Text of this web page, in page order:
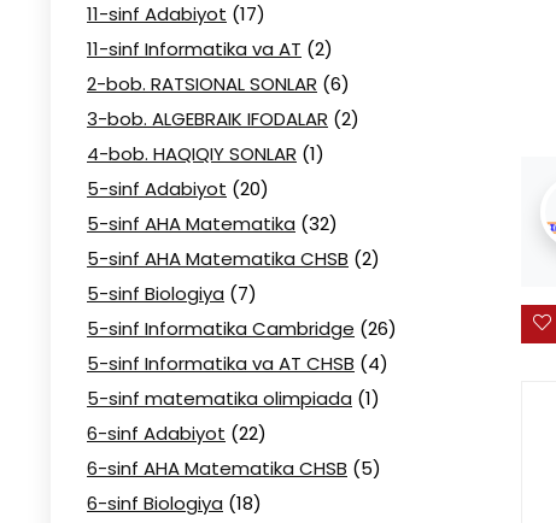
11-sinf Adabiyot (17)
11-sinf Informatika va AT (2)
2-bob. RATSIONAL SONLAR (6)
3-bob. ALGEBRAIK IFODALAR (2)
4-bob. HAQIQIY SONLAR (1)
5-sinf Adabiyot (20)
5-sinf AHA Matematika (32)
5-sinf AHA Matematika CHSB (2)
5-sinf Biologiya (7)
5-sinf Informatika Cambridge (26)
5-sinf Informatika va AT CHSB (4)
5-sinf matematika olimpiada (1)
6-sinf Adabiyot (22)
6-sinf AHA Matematika CHSB (5)
6-sinf Biologiya (18)